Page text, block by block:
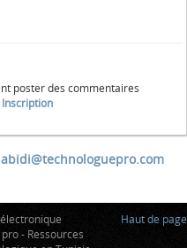
poster des commentaires
Inscription
abidi@technologuepro.com
Haut de page
- Ressources